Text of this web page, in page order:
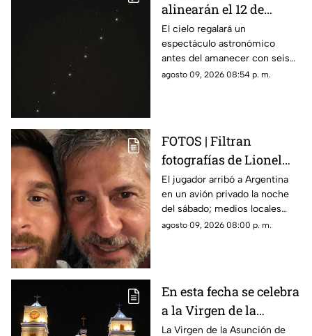
alinearán el 12 de
agosto: así podrás
observar el fenómeno
desde Morelos
El cielo regalará un
espectáculo astronómico
antes del amanecer con seis
planetas visibles desde
agosto 09, 2026 08:54 p. m.
FOTOS | Filtran
fotografías de Lionel
Messi y su familia en el
funeral de su papá
El jugador arribó a Argentina
en un avión privado la noche
del sábado; medios locales
captaron su llegada.
agosto 09, 2026 08:00 p. m.
En esta fecha se celebra
a la Virgen de la
Asunción de María en
La Virgen de la Asunción de